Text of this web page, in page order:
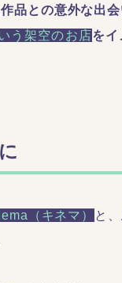
品との意外な出
う架空のお店をイ
（キネマ） と、